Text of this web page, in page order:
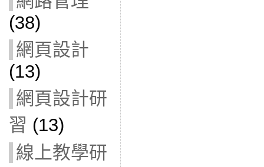
(38)
網頁設計
(13)
網頁設計研
習 (13)
線上教學研